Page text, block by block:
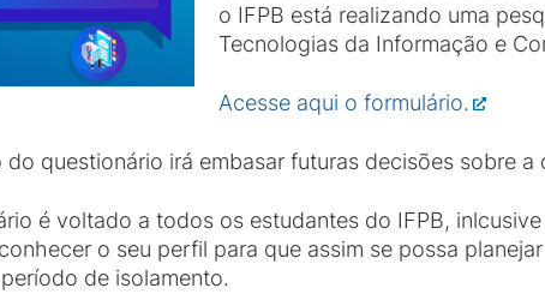
o IFPB está realizando uma
Tecnologias da Informação e
Acesse aqui o formulário.
do questionário irá embasar futuras decisões sobre
é voltado a todos os estudantes do IFPB,
o seu perfil para que assim se possa
de isolamento.